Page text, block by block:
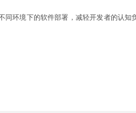
同环境下的软件部署，减轻开发者的认知